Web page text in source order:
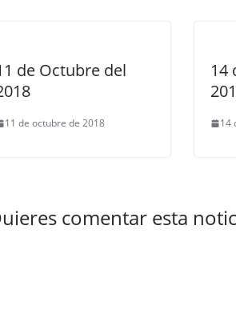
de Octubre del
11 de octubre de 2018
14
14
comentar esta